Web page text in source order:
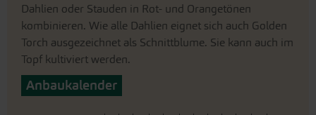
Dahlien oder Stauden in Rot- und Orangetönen
kombinieren. Wie alle Dahlien eignet sich auch Golden
Torch ausgezeichnet als Schnittblume. Sie kann auch im
Topf kultiviert werden.
Anbaukalender